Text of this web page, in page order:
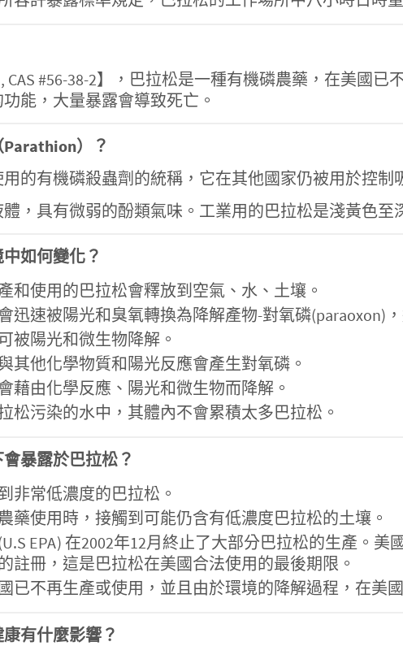
CAS #56-38-2】，巴拉松是一種有機磷農藥，在美國
能，大量暴露會導致死亡。
）？
的有機磷殺蟲劑的統稱，它在其他國家仍被用於控制
，具有微弱的酚類氣味。工業用的巴拉松是淺黃色至
如何變化？
和使用的巴拉松會釋放到空氣、水、土壤。
迅速被陽光和臭氧轉換為降解產物-對氧磷(paraoxon)
被陽光和微生物降解。
其他化學物質和陽光反應會產生對氧磷。
藉由化學反應、陽光和微生物而降解。
松污染的水中，其體內不會累積太多巴拉松。
暴露於巴拉松？
非常低濃度的巴拉松。
藥使用時，接觸到可能仍含有低濃度巴拉松的土壤。
EPA) 在2002年12月終止了大部分巴拉松的生產。美
註冊，這是巴拉松在美國合法使用的最後期限。
已不再生產或使用，並且由於環境的降解過程，在美
有什麼影響？